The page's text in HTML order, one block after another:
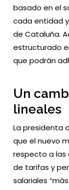
basado en el
cada entidad
de Cataluña.
estructurado
que podrán
Un
lineales
La presidenta
que el nuevo
respecto a las
de tarifas y
salariales